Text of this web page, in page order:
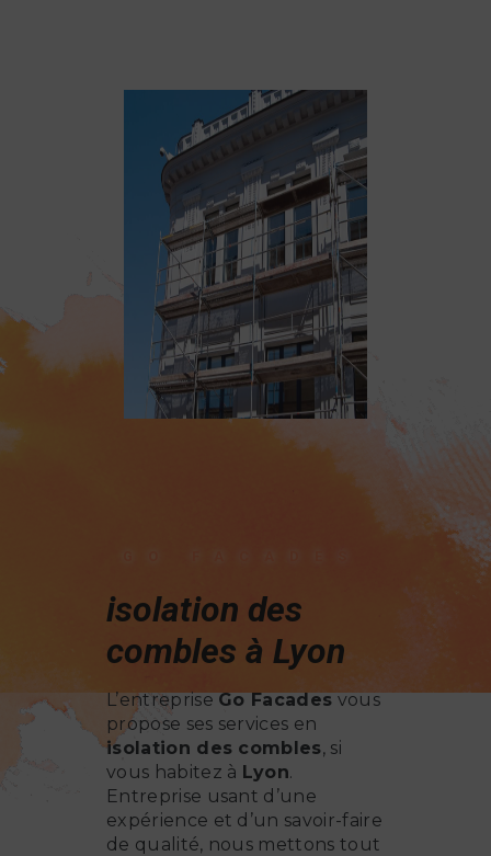
isolation des
combles à Lyon
L’entrepriseGo Facadesvous
propose ses services en
isolation des combles, si
vous habitez à Lyon.
Entreprise usant d’une
expérience et d’un savoir-faire
de qualité, nous mettons tout